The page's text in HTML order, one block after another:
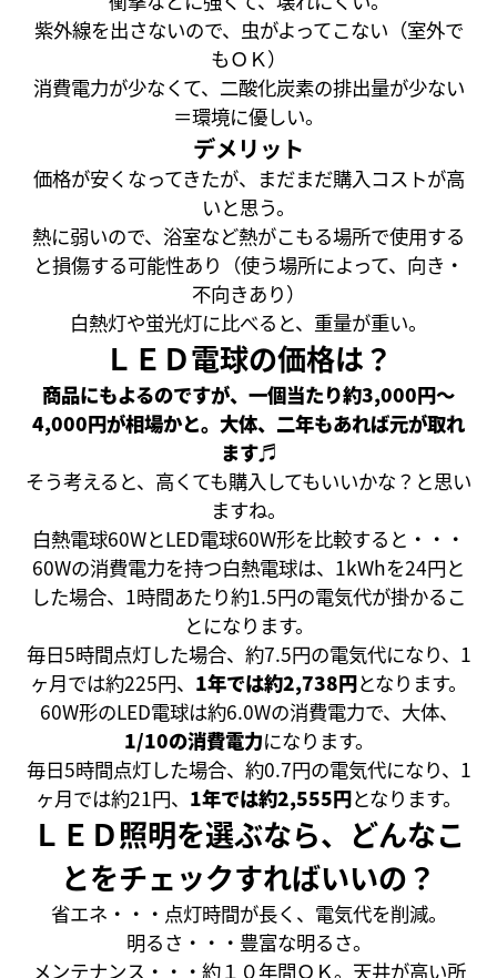
紫外線を出さないので、虫がよってこない（室外で
もＯＫ）
消費電力が少なくて、二酸化炭素の排出量が少ない
＝環境に優しい。
デメリット
価格が安くなってきたが、まだまだ購入コストが高
いと思う。
熱に弱いので、浴室など熱がこもる場所で使用する
と損傷する可能性あり（使う場所によって、向き・
不向きあり）
白熱灯や蛍光灯に比べると、重量が重い。
ＬＥＤ電球の価格は？
商品にもよるのですが、一個当たり約3,000円～
4,000円が相場かと。大体、二年もあれば元が取れ
ます♬
そう考えると、高くても購入してもいいかな？と思い
ますね。
白熱電球60WとLED電球60W形を比較すると・・・
60Wの消費電力を持つ白熱電球は、1kWhを24円と
した場合、1時間あたり約1.5円の電気代が掛かるこ
とになります。
毎日5時間点灯した場合、約7.5円の電気代になり、1
ヶ月では約225円、 1年では約2,738円となります。
60W形のLED電球は約6.0Wの消費電力で、大体、
1/10の消費電力になります。
毎日5時間点灯した場合、約0.7円の電気代になり、1
ヶ月では約21円、 1年では約2,555円となります。
ＬＥＤ照明を選ぶなら、どんなこ
とをチェックすればいいの？
省エネ・・・点灯時間が長く、電気代を削減。
明るさ・・・豊富な明るさ。
メンテナンス・・・約１０年間ＯＫ。天井が高い所